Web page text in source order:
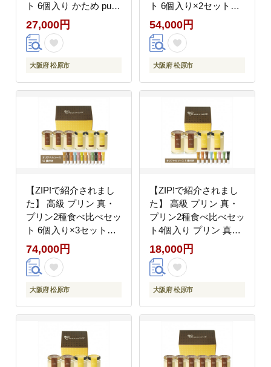
ト 6個入り かため purin
牛乳 卵 砂糖 卵のコク
昔ながら purinn つるん
食感 なめらか 舌触り
自分へのご褒美 ギフト
大阪府 松原市
27,000円
大阪府 松原市
ト 6個入り×2セット
purin かため 牛乳 卵 砂
糖 卵のコク 昔ながら
purinn つるん 食感 なめ
甘み ソース 自分へのご
褒美 ギフト 大阪府 松
54,000円
大阪府 松原市
【ZIP!で紹介されまし
た】 高級 プリン 真・
プリン2種食べ比べセッ
ト 6個入り×3セット
purin かため 牛乳 卵 砂
糖 卵のコク purinn 昔な
がら つるん 食感 なめ
甘み ソース 自分へのご
褒美 ギフト 大阪府 松
74,000円
大阪府 松原市
【ZIP!で紹介されまし
た】 高級 プリン 真・
プリン2種食べ比べセッ
ト4個入り プリン 真・
プリン スイーツ かため
なめらか purin ぷりん
贈答品 お祝い プレゼン
ギフト ミルキー 舌触り
牛乳 卵 砂糖 卵のコク
逸品 大阪府 松原市
18,000円
大阪府 松原市